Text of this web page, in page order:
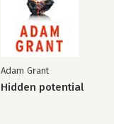
Adam Grant
Hidden potential